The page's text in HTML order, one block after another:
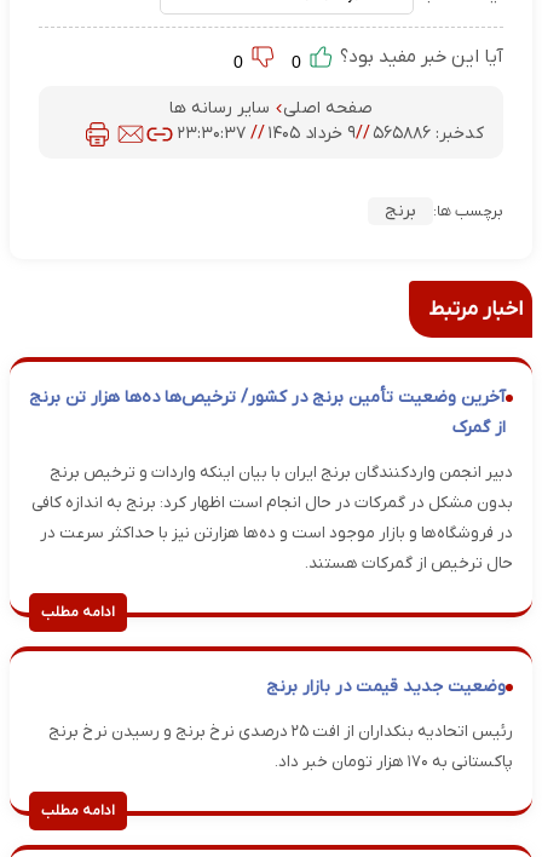
آیا این خبر مفید بود؟
صفحه اصلی
سایر رسانه ها
کدخبر:۵۶۵۸۸۶ //۹ خرداد ۱۴۰۵ //۲۳:۳۰:۳۷
برچسب ها: برنج
اخبار مرتبط
آخرین وضعیت تأمین برنج در کشور/ ترخیص‌ها ده‌ها هزار تن برنج
از گمرک
دبیر انجمن واردکنندگان برنج ایران با بیان اینکه واردات و ترخیص برنج
بدون مشکل در گمرکات در حال انجام است اظهار کرد: برنج به اندازه کافی
در فروشگاه‌ها و بازار موجود است و ده‌ها هزارتن نیز با حداکثر سرعت در
حال ترخیص از گمرکات هستند.
ادامه مطلب
وضعیت جدید قیمت در بازار برنج
رئیس اتحادیه بنکداران از افت ۲۵ درصدی نرخ برنج و رسیدن نرخ برنج
پاکستانی به ۱۷۰ هزار تومان خبر داد.
ادامه مطلب